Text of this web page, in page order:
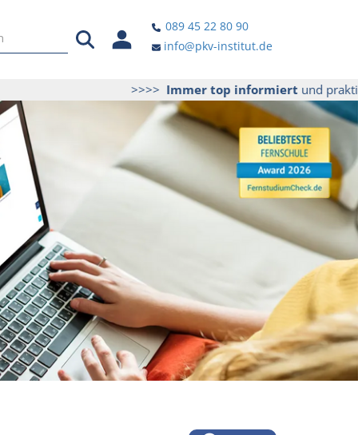
089 45 22 80 90
info@pkv-institut.de
Immer top informiertund praktische